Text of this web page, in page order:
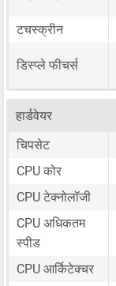
टचस्क्रीन
डिस्प्ले फीचर्स
हार्डवेयर
चिपसेट
CPU कोर
CPU टेक्नोलॉजी
CPU अधिकतम
स्पीड
CPU आर्किटेक्चर